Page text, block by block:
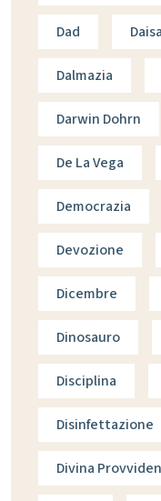
Dad
Dalmazia
Darwin Dohrn
De La Vega
Democrazia
Devozione
Dicembre
Dinosauro
Disciplina
Disinfettazione
Divina